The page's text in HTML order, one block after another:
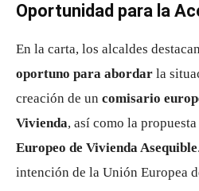
Oportunidad para la
En la carta, los alcaldes
oportuno para abordar la
creación de un comisario
Vivienda, así como la
Europeo de Vivienda Asequible
intención de la Unión Europea